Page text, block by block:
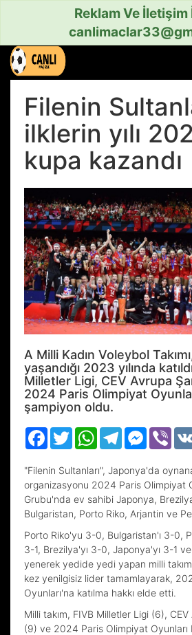
Reklam Ve İletişim
Filenin
ilklerin yılı
kupa kazandı
A Milli Kadın Voleybol
yaşandığı 2023 yılında
Milletler Ligi, CEV Avrupa
2024 Paris Olimpiyat
şampiyon oldu.
Facebook
TwitterWhatsAppTelegram Viber
"Filenin Sultanları", Japonya'da
organizasyonu 2024 Paris Olimpiyat
Grubu'nda ev sahibi Japonya,
Bulgaristan, Porto Riko, Arjantin ve
Porto Riko'yu 3-0, Bulgaristan'ı 3-0,
3-1, Brezilya'yı 3-0, Japonya'yı 3-1
yenerek yedide yedi yapan milli
kez yenilgisiz lider tamamlayarak,
Oyunları'na katılma hakkı elde etti.
Milli takım, FIVB Milletler Ligi (6), CEV
(9) ve 2024 Paris Olimpiyat Oyunları